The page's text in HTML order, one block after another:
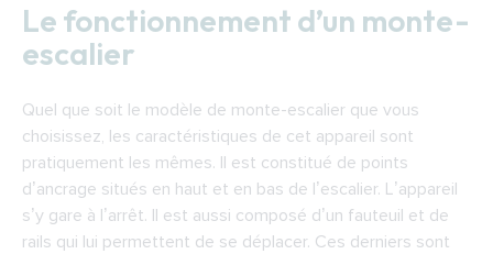
Le fonctionnement d’un monte-
escalier
Quel que soit le modèle de monte-escalier que vous
choisissez, les caractéristiques de cet appareil sont
pratiquement les mêmes. Il est constitué de points
d’ancrage situés en haut et en bas de l’escalier. L’appareil
s’y gare à l’arrêt. Il est aussi composé d’un fauteuil et de
rails qui lui permettent de se déplacer. Ces derniers sont